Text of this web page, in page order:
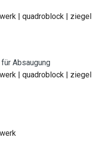
| quadroblock | ziegel
Absaugung
| quadroblock | ziegel